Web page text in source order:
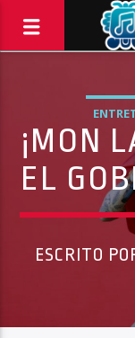
¡MON
EL
ESCRITO